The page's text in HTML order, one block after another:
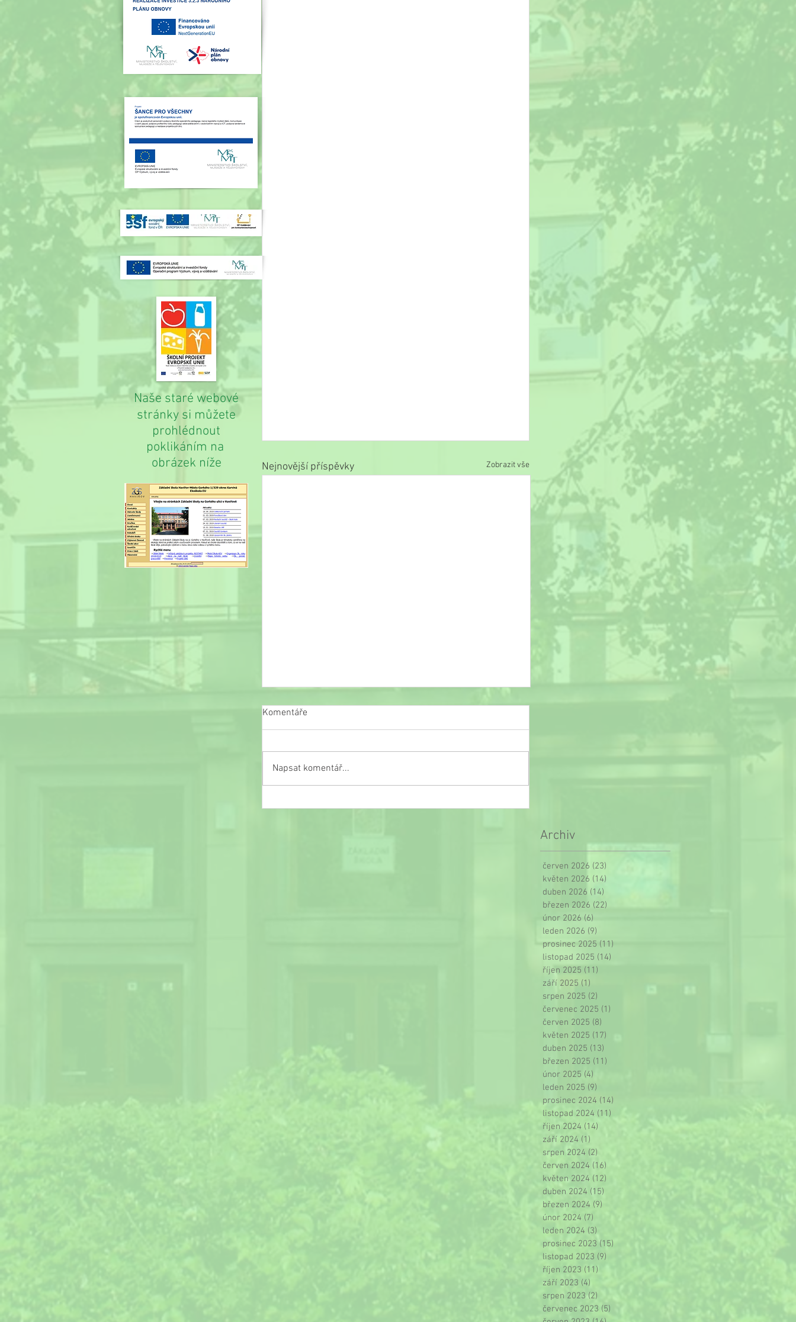
Nejnovější příspěvky Zobrazit vše
Slavnostní ukončení školního roku
Komentáře
Napsat komentář...
Archiv
červen 2026 (23)
květen 2026 (14)
duben 2026 (14)
březen 2026 (22)
únor 2026 (6)
leden 2026 (9)
prosinec 2025 (11)
listopad 2025 (14)
říjen 2025 (11)
září 2025 (1)
srpen 2025 (2)
červenec 2025 (1)
červen 2025 (8)
květen 2025 (17)
duben 2025 (13)
březen 2025 (11)
únor 2025 (4)
leden 2025 (9)
prosinec 2024 (14)
listopad 2024 (11)
říjen 2024 (14)
září 2024 (1)
srpen 2024 (2)
červen 2024 (16)
květen 2024 (12)
duben 2024 (15)
březen 2024 (9)
únor 2024 (7)
leden 2024 (3)
prosinec 2023 (15)
listopad 2023 (9)
říjen 2023 (11)
září 2023 (4)
srpen 2023 (2)
červenec 2023 (5)
Naše staré webové
stránky si můžete
prohlédnout
poklikáním na
obrázek níže